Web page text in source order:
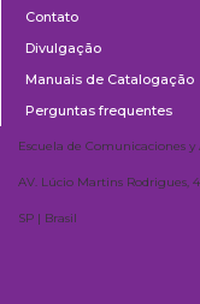
Contato
Divulgação
Manuais de Catalogação
Perguntas frequentes
Escuela de Comunicaciones
AV. Lúcio Martins Rodrigues,
SP | Brasil